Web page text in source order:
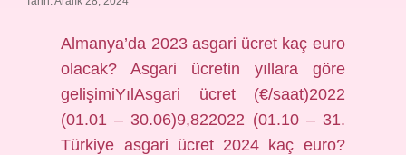
Almanya’da 2023 asgari ücret kaç euro
olacak? Asgari ücretin yıllara göre
gelişimiYılAsgari ücret (€/saat)2022
(01.01 – 30.06)9,822022 (01.10 – 31.
Türkiye asgari ücret 2024 kaç euro?